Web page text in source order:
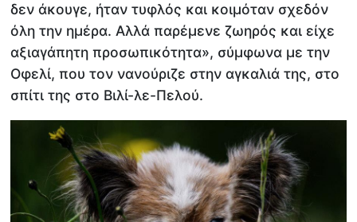
δεν άκουγε, ήταν τυφλός και κοιμόταν σχεδόν
όλη την ημέρα. Αλλά παρέμενε ζωηρός και είχε
αξιαγάπητη προσωπικότητα», σύμφωνα με την
Οφελί, που τον νανούριζε στην αγκαλιά της, στο
σπίτι της στο Βιλί-λε-Πελού.